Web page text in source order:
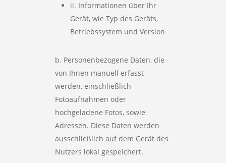
ii. Informationen über Ihr
Gerät, wie Typ des Geräts,
Betriebssystem und Version
b. Personenbezogene Daten, die
von Ihnen manuell erfasst
werden, einschließlich
Fotoaufnahmen oder
hochgeladene Fotos, sowie
Adressen. Diese Daten werden
ausschließlich auf dem Gerät des
Nutzers lokal gespeichert.